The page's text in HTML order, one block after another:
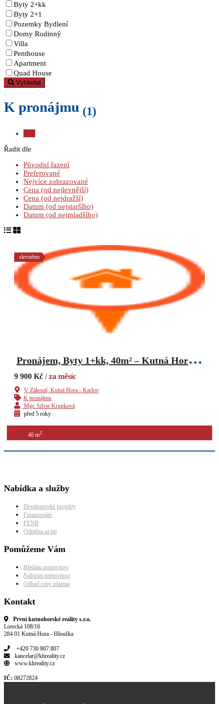
Byty 2+kk
Byty 2+1
Pozemky Bydlení
Domy Rodinný
Villa
Penthouse
Apartment
Quad House
Vyhledat
K pronájmu (1)
Řadit dle
Původní řazení
Preferované
Nejvíce zobrazované
Cena (od nejlevnější)
Cena (od nejdražší)
Datum (od nejstaršího)
Datum (od nejmladšího)
slevněno
P
ronájem, Byty 1+kk, 40m² – Kutná Hora – Karlov, Ev.č.: 089SB
9 900 Kč / za měsíc
V Zákoutí, Kutná Hora - Karlov
K pronájmu
Mgr. Silvie Krupková
před 5 roky
40 m2
Nabídka a služby
Developerské projekty
Financování
PENB
Odměna za tip
Pomůžeme Vám
Hledám nemovitost
Nabízím nemovitost
Odhad ceny zdarma
Kontakt
První kutnohorské reality s.r.o.
Lorecká 108/16
284 01 Kutná Hora - Hlouška
+420 730 807 807
kancelar@khreality.cz
www.khreality.cz
IČ: 08272824